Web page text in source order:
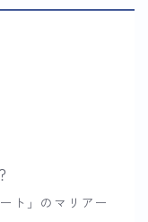
ト」のマリアー